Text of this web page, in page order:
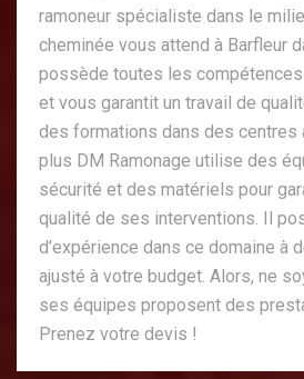
ramoneur spécialiste dans le
cheminée vous attend à Barfleur
possède toutes les
et vous garantit un travail de
des formations dans des centres
plus DM Ramonage utilise des
sécurité et des matériels pour
qualité de ses interventions. Il
d’expérience dans ce domaine à
ajusté à votre budget. Alors, ne
ses équipes proposent des
Prenez votre devis !